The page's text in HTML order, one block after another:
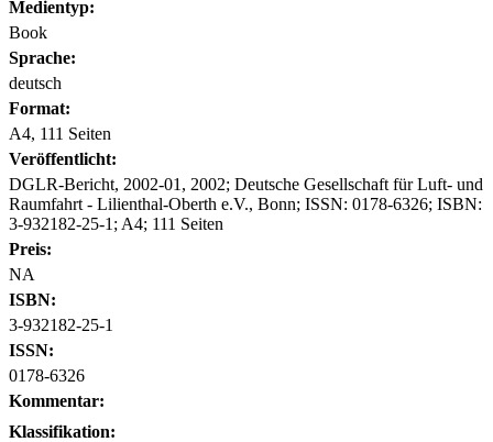
Medientyp:
Book
Sprache:
deutsch
Format:
A4, 111 Seiten
Veröffentlicht:
DGLR-Bericht, 2002-01, 2002; Deutsche Gesellschaft für Luft- und
Raumfahrt - Lilienthal-Oberth e.V., Bonn; ISSN: 0178-6326; ISBN:
3-932182-25-1; A4; 111 Seiten
Preis:
NA
ISBN:
3-932182-25-1
ISSN:
0178-6326
Kommentar:
Klassifikation: